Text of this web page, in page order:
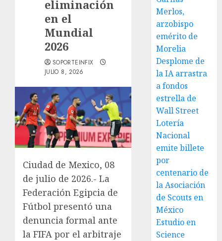
eliminación
en el
Mundial
2026
SOPORTEINFIX
JULIO 8, 2026
Ciudad de Mexico, 08
de julio de 2026.- La
Federación Egipcia de
Fútbol presentó una
denuncia formal ante
la FIFA por el arbitraje
Merlos,
arzobispo
emérito de
Morelia
Desplome de
la IA arrastra
a fondos
estrella de
Wall Street
Lotería
Nacional
emite billete
por
centenario de
la Asociación
de Scouts en
México
Estudio en
Science